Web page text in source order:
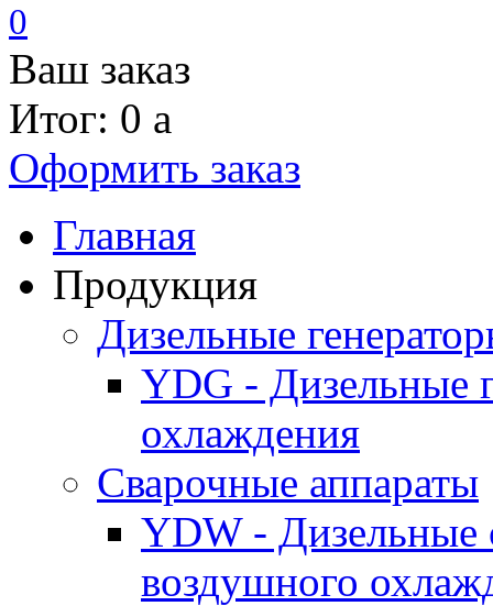
0
Ваш заказ
Итог: 0 a
Оформить заказ
Главная
Продукция
Дизельные
YDG - Дизельные
охлаждения
Cварочные аппараты
YDW - Дизельные
воздушного